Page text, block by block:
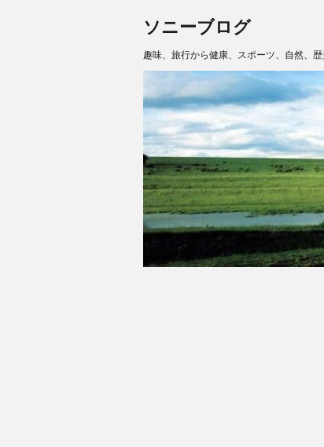
ソニーブログ
趣味、旅行から健康、スポーツ、自然、